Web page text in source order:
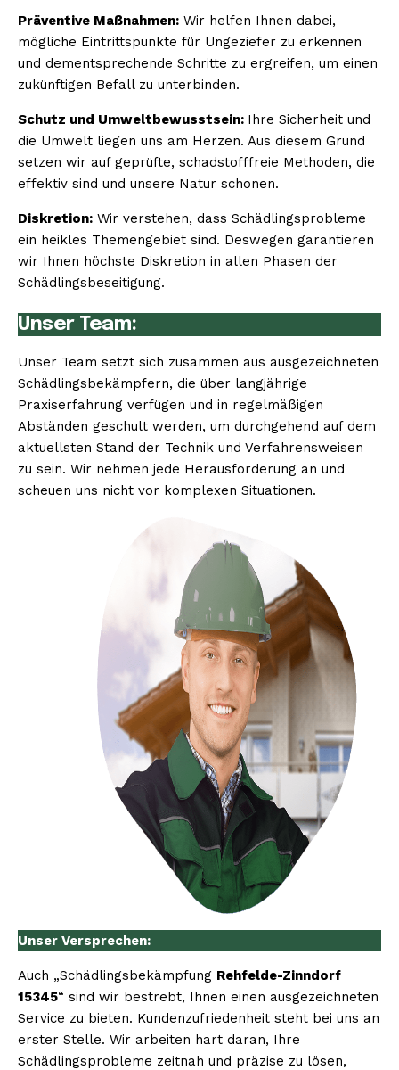
Präventive Maßnahmen: Wir helfen Ihnen dabei,
mögliche Eintrittspunkte für Ungeziefer zu erkennen
und dementsprechende Schritte zu ergreifen, um einen
zukünftigen Befall zu unterbinden.
Schutz und Umweltbewusstsein: Ihre Sicherheit und
die Umwelt liegen uns am Herzen. Aus diesem Grund
setzen wir auf geprüfte, schadstofffreie Methoden, die
effektiv sind und unsere Natur schonen.
Diskretion: Wir verstehen, dass Schädlingsprobleme
ein heikles Themengebiet sind. Deswegen garantieren
wir Ihnen höchste Diskretion in allen Phasen der
Schädlingsbeseitigung.
Unser Team:
Unser Team setzt sich zusammen aus ausgezeichneten
Schädlingsbekämpfern, die über langjährige
Praxiserfahrung verfügen und in regelmäßigen
Abständen geschult werden, um durchgehend auf dem
aktuellsten Stand der Technik und Verfahrensweisen
zu sein. Wir nehmen jede Herausforderung an und
scheuen uns nicht vor komplexen Situationen.
Unser Versprechen:
Auch „Schädlingsbekämpfung Rehfelde-Zinndorf
15345“ sind wir bestrebt, Ihnen einen ausgezeichneten
Service zu bieten. Kundenzufriedenheit steht bei uns an
erster Stelle. Wir arbeiten hart daran, Ihre
Schädlingsprobleme zeitnah und präzise zu lösen,